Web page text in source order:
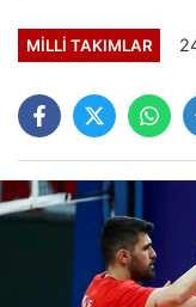
MILLI TAKIMLAR